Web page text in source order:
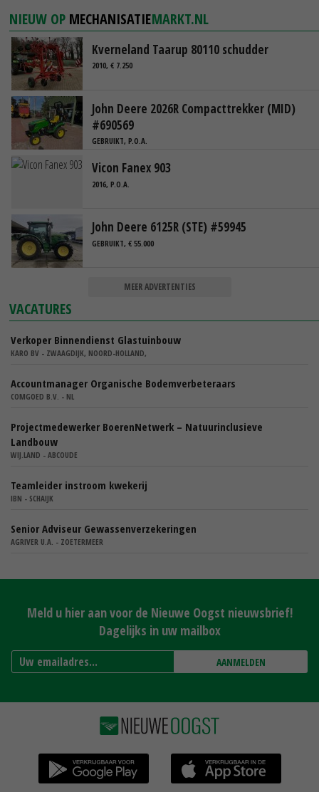
NIEUW OP MECHANISATIEMARKT.NL
Kverneland Taarup 80110 schudder
2010, € 7.250
John Deere 2026R Compacttrekker (MID)
#690569
GEBRUIKT, P.O.A.
Vicon Fanex 903
2016, P.O.A.
John Deere 6125R (STE) #59945
GEBRUIKT, € 55.000
MEER ADVERTENTIES
VACATURES
Verkoper Binnendienst Glastuinbouw
KARO BV - ZWAAGDIJK, NOORD-HOLLAND,
Accountmanager Organische Bodemverbeteraars
COMGOED B.V. - NL
Projectmedewerker BoerenNetwerk – Natuurinclusieve
Landbouw
WIJ.LAND - ABCOUDE
Teamleider instroom kwekerij
IBN - SCHAIJK
Senior Adviseur Gewassenverzekeringen
AGRIVER U.A. - ZOETERMEER
Meld u hier aan voor de Nieuwe Oogst nieuwsbrief!
Dagelijks in uw mailbox
AANMELDEN